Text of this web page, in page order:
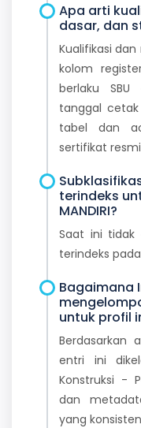
Apa arti
dasar, dan
Kualifikasi
kolom
berlaku
tanggal
tabel dan
sertifikat
terindeks
MANDIRI?
Saat ini tidak
terindeks
Bagaimana
untuk profil
Berdasarkan
entri ini
Konstruksi -
dan
yang